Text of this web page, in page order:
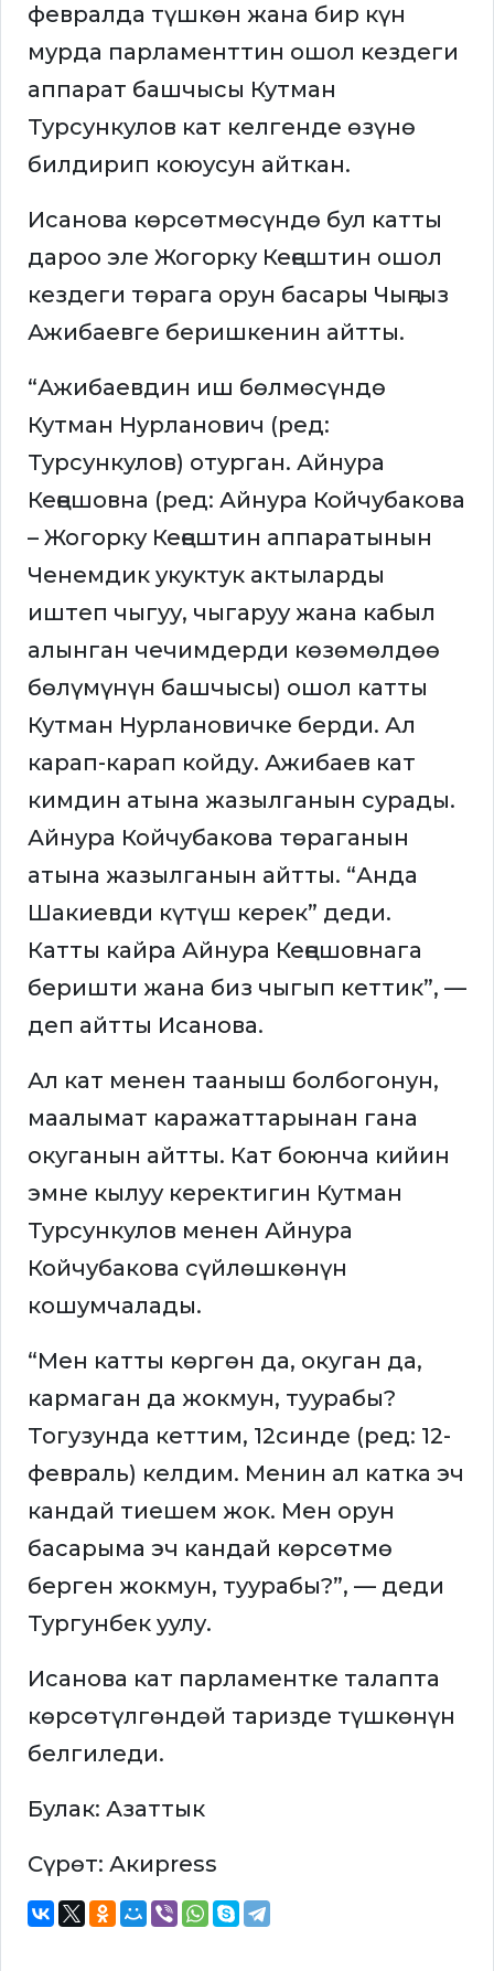
февралда түшкөн жана бир күн
мурда парламенттин ошол кездеги
аппарат башчысы Кутман
Турсункулов кат келгенде өзүнө
билдирип коюусун айткан.
Исанова көрсөтмөсүндө бул катты
дароо эле Жогорку Кеңештин ошол
кездеги төрага орун басары Чыңгыз
Ажибаевге беришкенин айтты.
“Ажибаевдин иш бөлмөсүндө
Кутман Нурланович (ред:
Турсункулов) отурган. Айнура
Кеңешовна (ред: Айнура Койчубакова
– Жогорку Кеңештин аппаратынын
Ченемдик укуктук актыларды
иштеп чыгуу, чыгаруу жана кабыл
алынган чечимдерди көзөмөлдөө
бөлүмүнүн башчысы) ошол катты
Кутман Нурлановичке берди. Ал
карап-карап койду. Ажибаев кат
кимдин атына жазылганын сурады.
Айнура Койчубакова төраганын
атына жазылганын айтты. “Анда
Шакиевди күтүш керек” деди.
Катты кайра Айнура Кеңешовнага
беришти жана биз чыгып кеттик”, —
деп айтты Исанова.
Ал кат менен тааныш болбогонун,
маалымат каражаттарынан гана
окуганын айтты. Кат боюнча кийин
эмне кылуу керектигин Кутман
Турсункулов менен Айнура
Койчубакова сүйлөшкөнүн
кошумчалады.
“Мен катты көргөн да, окуган да,
кармаган да жокмун, туурабы?
Тогузунда кеттим, 12синде (ред: 12-
февраль) келдим. Менин ал катка эч
кандай тиешем жок. Мен орун
басарыма эч кандай көрсөтмө
берген жокмун, туурабы?”, — деди
Тургунбек уулу.
Исанова кат парламентке талапта
көрсөтүлгөндөй таризде түшкөнүн
белгиледи.
Булак: Азаттык
Сүрөт: Акиpress